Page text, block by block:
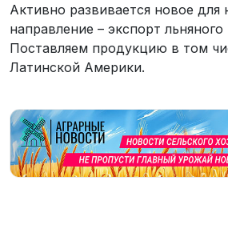
Активно развивается новое
направление – экспорт льняного
Поставляем продукцию в том
Латинской Америки.